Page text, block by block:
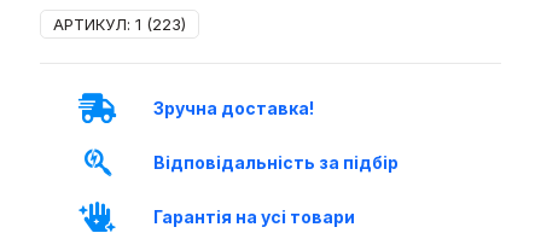
АРТИКУЛ: 1 (223)
Зручна доставка!
Відповідальність за підбір
Гарантія на усі товари